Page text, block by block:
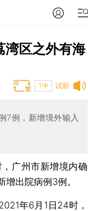
湾区之外有海
试听
T中
7例，新增境外输入
广州市新增境内确
出院病例3例。
年6月1日24时，